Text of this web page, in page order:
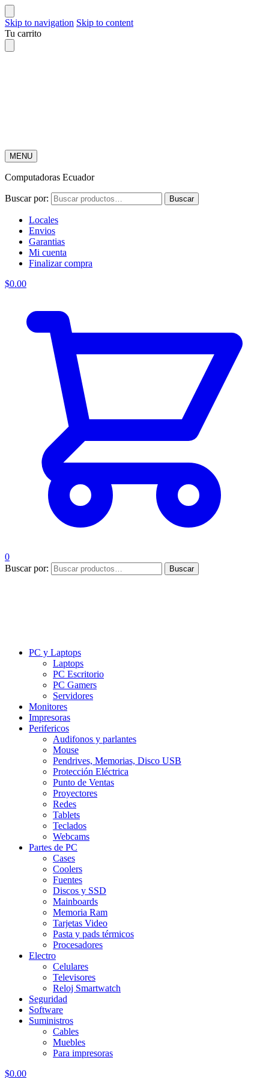
Skip to navigation Skip to content
Tu carrito
MENU
Computadoras Ecuador
Buscar por: Buscar
Locales
Envios
Garantias
Mi cuenta
Finalizar compra
$0.00
0
Buscar por:
Buscar
PC y Laptops
Laptops
PC Escritorio
PC Gamers
Servidores
Monitores
Impresoras
Perifericos
Audifonos y parlantes
Mouse
Pendrives, Memorias, Disco USB
Protección Eléctrica
Punto de Ventas
Proyectores
Redes
Tablets
Teclados
Webcams
Partes de PC
Cases
Coolers
Fuentes
Discos y SSD
Mainboards
Memoria Ram
Tarjetas Video
Pasta y pads térmicos
Procesadores
Electro
Celulares
Televisores
Reloj Smartwatch
Seguridad
Software
Suministros
Cables
Muebles
Para impresoras
$0.00